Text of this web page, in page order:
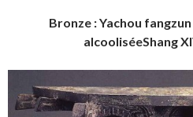
Bronze : Yachou fangzun
alcooliséeShang